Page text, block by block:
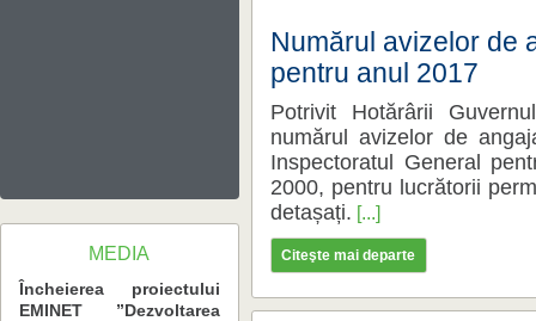
MEDIA
pentru anul 2017
detașați. [...]
Citeşte mai departe